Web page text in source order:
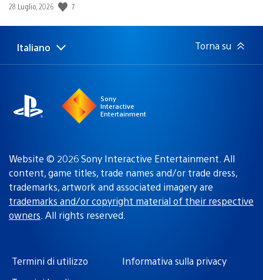
Data
pubblicazione:
28 Luglio, 2026 7
Seleziona
Regione
Italiano Torna su
Sony
Interactive
Entertainment
Website © 2026 Sony Interactive Entertainment. All
content, game titles, trade names and/or trade dress,
trademarks, artwork and associated imagery are
trademarks and/or copyright material of their respective
owners. All rights reserved.
Termini di utilizzo
Informativa sulla privacy